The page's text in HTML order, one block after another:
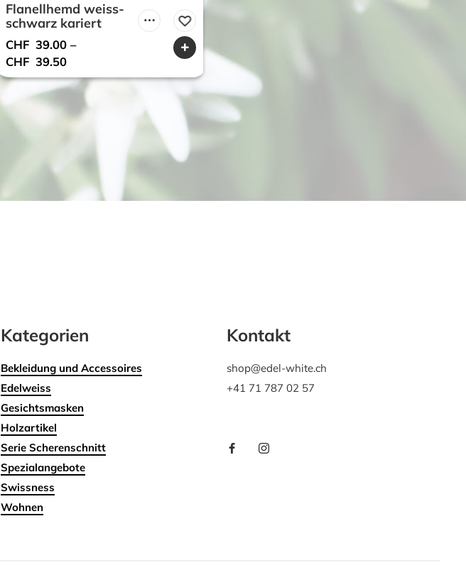
Flanellhemd weiss-
schwarz kariert
CHF 39.00 –
CHF 39.50
Kategorien
Bekleidung und Accessoires
Edelweiss
Gesichtsmasken
Holzartikel
Serie Scherenschnitt
Spezialangebote
Swissness
Wohnen
Kontakt
shop@edel-white.ch
+41 71 787 02 57